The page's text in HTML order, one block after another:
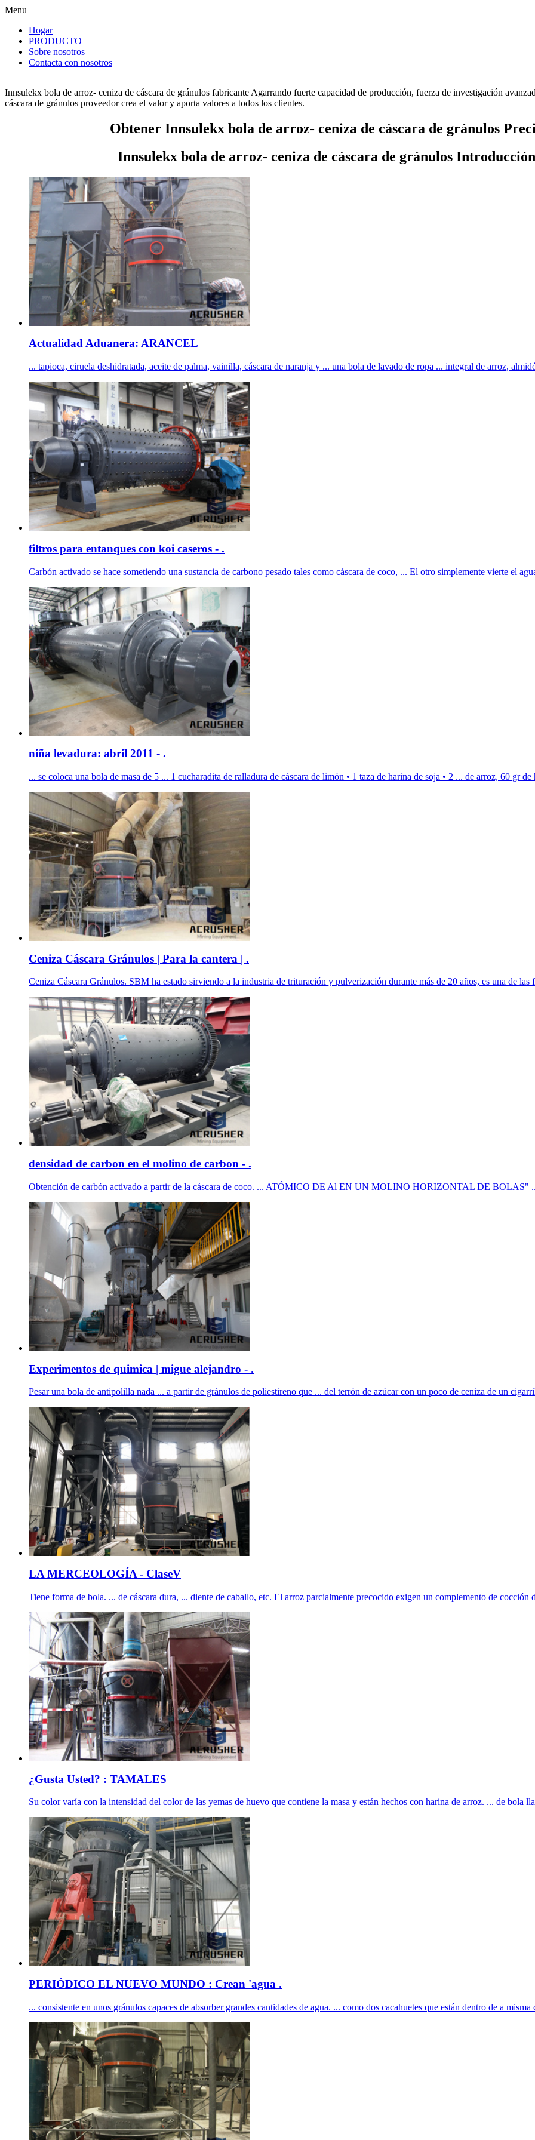
Menu
Hogar
PRODUCTO
Sobre nosotros
Contacta con nosotros
Innsulekx bola de arroz- ceniza de cáscara de gránulos fabricante Agarrando fuerte capacidad de producción, fuerza de investigación
cáscara de gránulos proveedor crea el valor y aporta valores a todos los clientes.
Obtener Innsulekx bola de arroz- ceniza de cáscara de gránulos
Innsulekx bola de arroz- ceniza de cáscara de gránulos
Actualidad Aduanera: ARANCEL
... tapioca, ciruela deshidratada, aceite de palma, vainilla, cáscara de naranja y ... una bola de lavado de ropa ... integral de arroz,
filtros para entanques con koi caseros - .
Carbón activado se hace sometiendo una sustancia de carbono pesado tales como cáscara de coco, ... El otro simplemente vierte el
niña levadura: abril 2011 - .
... se coloca una bola de masa de 5 ... 1 cucharadita de ralladura de cáscara de limón • 1 taza de harina de soja • 2 ... de arroz, 60 gr de
Ceniza Cáscara Gránulos | Para la cantera | .
Ceniza Cáscara Gránulos. SBM ha estado sirviendo a la industria de trituración y pulverización durante más de 20 años, es una de las
densidad de carbon en el molino de carbon - .
Obtención de carbón activado a partir de la cáscara de coco. ... ATÓMICO DE Al EN UN MOLINO HORIZONTAL DE BOLAS" ..
Experimentos de quimica | migue alejandro - .
Pesar una bola de antipolilla nada ... a partir de gránulos de poliestireno que ... del terrón de azúcar con un poco de ceniza de un
LA MERCEOLOGÍA - ClaseV
Tiene forma de bola. ... de cáscara dura, ... diente de caballo, etc. El arroz parcialmente precocido exigen un complemento de cocción
¿Gusta Usted? : TAMALES
Su color varía con la intensidad del color de las yemas de huevo que contiene la masa y están hechos con harina de arroz. ... de bola
PERIÓDICO EL NUEVO MUNDO : Crean 'agua .
... consistente en unos gránulos capaces de absorber grandes cantidades de agua. ... como dos cacahuetes que están dentro de a